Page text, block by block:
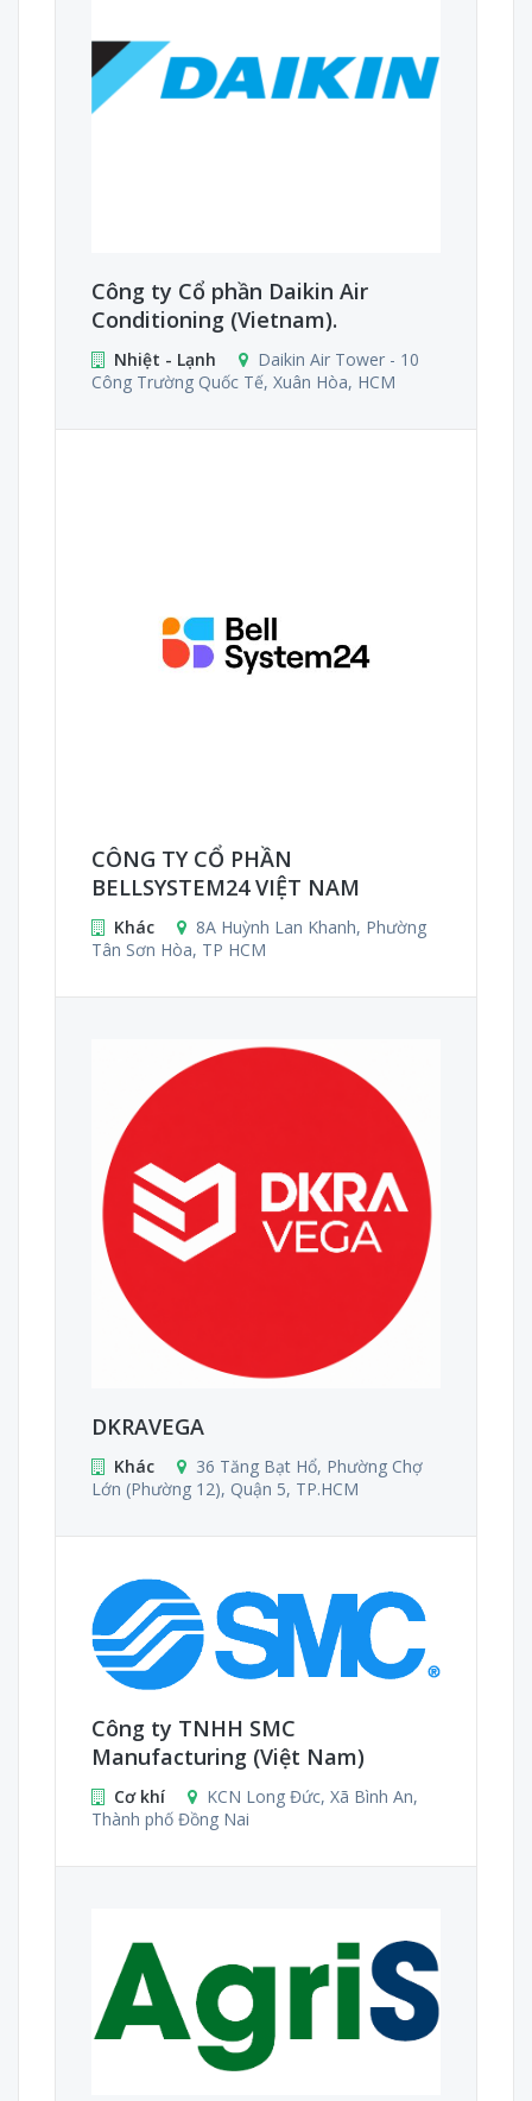
Công ty Cổ phần Daikin Air
Conditioning (Vietnam).
Nhiệt - Lạnh
Daikin Air Tower - 10
Công Trường Quốc Tế, Xuân Hòa, HCM
CÔNG TY CỔ PHẦN
BELLSYSTEM24 VIỆT NAM
Khác
8A Huỳnh Lan Khanh, Phường
Tân Sơn Hòa, TP HCM
DKRAVEGA
Khác
36 Tăng Bạt Hổ, Phường Chợ
Lớn (Phường 12), Quận 5, TP.HCM
Công ty TNHH SMC
Manufacturing (Việt Nam)
Cơ khí
KCN Long Đức, Xã Bình An,
Thành phố Đồng Nai